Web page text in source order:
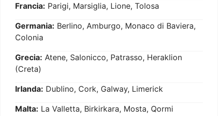
Francia: Parigi, Marsiglia, Lione, Tolosa
Germania: Berlino, Amburgo, Monaco di Baviera,
Colonia
Grecia: Atene, Salonicco, Patrasso, Heraklion
(Creta)
Irlanda: Dublino, Cork, Galway, Limerick
Malta: La Valletta, Birkirkara, Mosta, Qormi